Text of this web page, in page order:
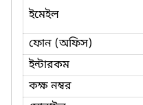
ইমেইল
ফোন (অফিস)
ইন্টারকম
কক্ষ নম্বর